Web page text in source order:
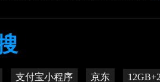
支付宝小程序 京东